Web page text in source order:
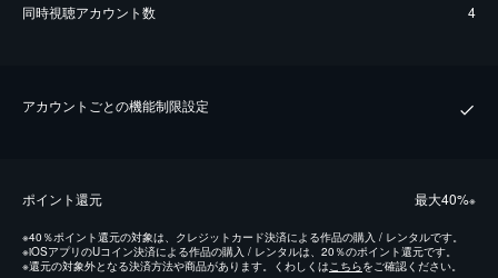
同時視聴アカウント数 4
アカウントごとの機能制限設定
ポイント還元 最⼤40%※
※40％ポイント還元の対象は、クレジットカード決済による作品の購入 / レンタルです。
※iOSアプリのUコイン決済による作品の購入 / レンタルは、20％のポイント還元です。
※還元の対象外となる決済方法や商品があります。くわしくはこちらをご確認ください。